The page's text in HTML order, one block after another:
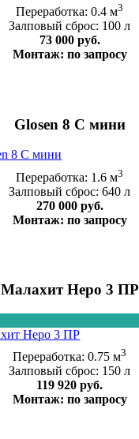
Переработка: 0.4 м3
Залповый сброс: 100 л
73 000 руб.
Монтаж: по запросу
Glosen 8 С мини
Переработка: 1.6 м3
Залповый сброс: 640 л
270 000 руб.
Монтаж: по запросу
Малахит Неро 3 ПР
Переработка: 0.75 м3
Залповый сброс: 150 л
119 920 руб.
Монтаж: по запросу